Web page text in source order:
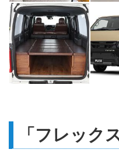
「フレック